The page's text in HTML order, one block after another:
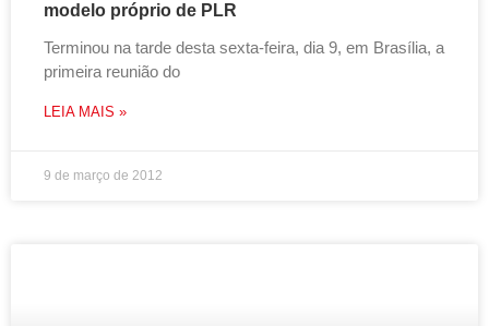
modelo próprio de PLR
Terminou na tarde desta sexta-feira, dia 9, em Brasília, a
primeira reunião do
LEIA MAIS »
9 de março de 2012